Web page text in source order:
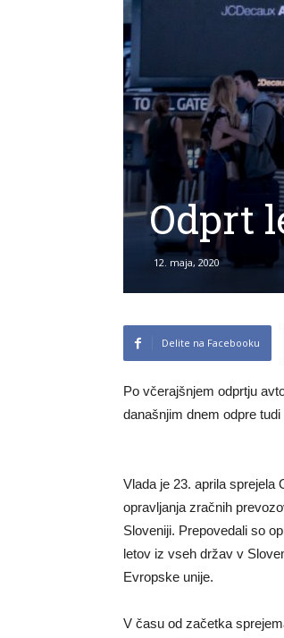
Odprt
12. maja, 2020
Delite na Facebooku
Po včerajšnjem odprtju
današnjim dnem odpre
Vlada je 23. aprila sprejela
opravljanja zračnih
Sloveniji. Prepovedali so
letov iz vseh držav v
Evropske unije.
V času od začetka